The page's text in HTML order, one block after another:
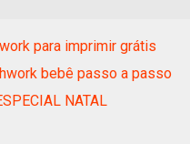
para imprimir grátis
bebê passo a passo
NATAL